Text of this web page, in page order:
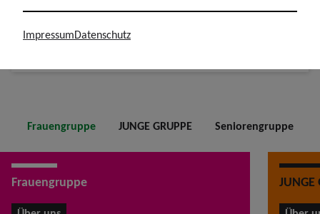
Kontakt
Frauengruppe JUNGE GRUPPE Seniorengruppe
Frauengruppe JUNGE
ImpressumDatenschutz